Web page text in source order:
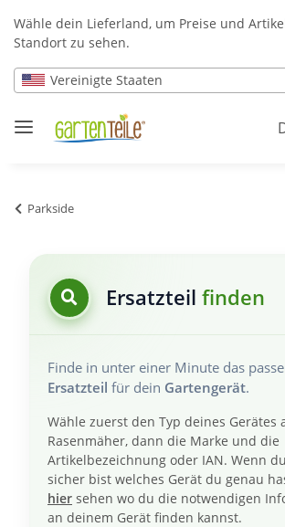
Wähle dein Lieferland, um Preise und
Standort zu sehen.
Vereinigte Staaten
Parkside
Ersatzteil finden
Finde in unter einer Minute das
Ersatzteil für dein Gartengerät.
Wähle zuerst den Typ deines Gerätes
Rasenmäher, dann die Marke und die
Artikelbezeichnung oder IAN. Wenn
sicher bist welches Gerät du genau
hier sehen wo du die notwendigen
an deinem Gerät finden kannst.